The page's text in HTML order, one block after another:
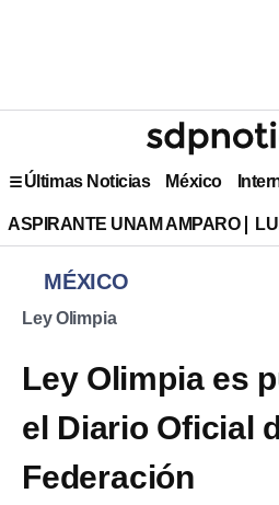
Últimas Noticias México
ASPIRANTE UNAM AMPARO
MÉXICO
Ley Olimpia
Ley Olimpia es
el Diario Oficial
Federación